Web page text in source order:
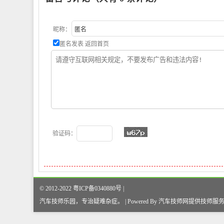
昵称：
匿名发表 返回首页
验证码：
© 2012-2022 粤ICP备0340880号 |
汽车技师乐园，专治疑难杂症。 | Powered By 汽车技师网提供技师服务